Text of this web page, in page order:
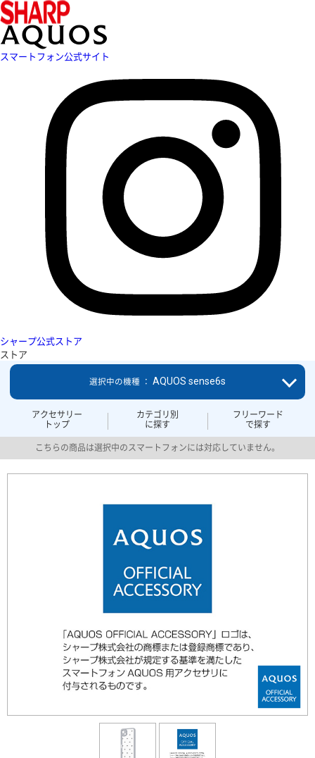
スマートフォン公式サイト
シャープ公式ストア
ストア
アクセサリー
トップ
カテゴリ別
に探す
フリーワード
で探す
選択中の機種 ： AQUOS sense6s
こちらの商品は選択中のスマートフォンには対応していません。